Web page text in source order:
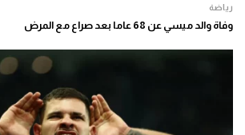
رياضة
وفاة والد ميسي عن 68 عاما بعد صراع مع المرض